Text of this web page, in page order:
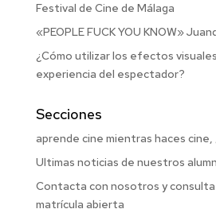
Festival de Cine de Málaga
«PEOPLE FUCK YOU KNOW»
¿Cómo utilizar los efectos
experiencia del espectador?
Secciones
aprende cine mientras haces
Ultimas noticias de nuestros
Contacta con nosotros y consulta
matrícula abierta